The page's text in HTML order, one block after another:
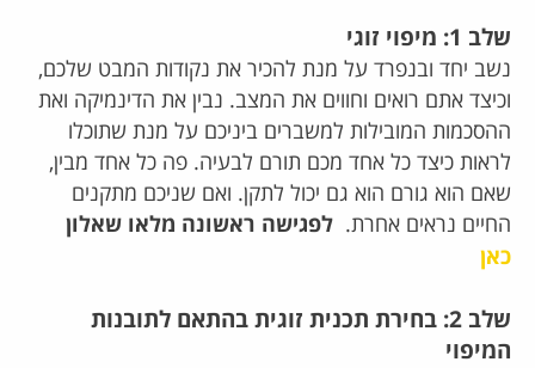
שלב 1: מיפוי זוגי
נשב יחד ובנפרד על מנת להכיר את נקודות המבט שלכם,
וכיצד אתם רואים וחווים את המצב. נבין את הדינמיקה ואת
ההסכמות המובילות למשברים ביניכם על מנת שתוכלו
לראות כיצד כל אחד מכם תורם לבעיה. פה כל אחד מבין,
שאם הוא גורם הוא גם יכול לתקן. ואם שניכם מתקנים
החיים נראים אחרת. לפגישה ראשונה מלאו שאלון
כאן
שלב 2: בחירת תכנית זוגית בהתאם לתובנות
המיפוי